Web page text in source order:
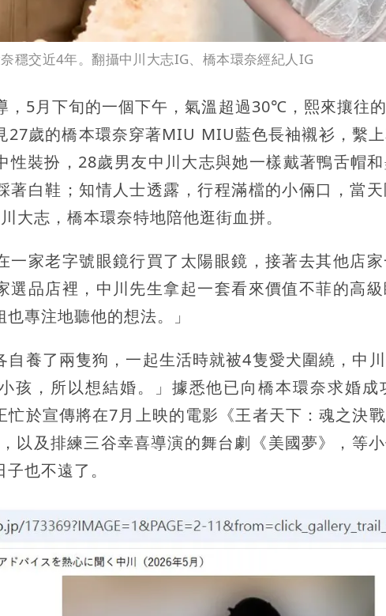
穩交近4年。翻攝中川大志IG、橋本環奈經紀人IG
，5月下旬的一個下午，氣溫超過30℃，熙來攘往
27歲的橋本環奈穿著MIU MIU藍色長袖襯衫，繫
性裝扮，28歲男友中川大志與她一樣戴著鴨舌帽
著白鞋；知情人士透露，行程滿檔的小倆口，當
大志，橋本環奈特地陪他逛街血拼。
一家老字號眼鏡行買了太陽眼鏡，接著去其他店
選品店裡，中川先生拿起一套看來價值不菲的高
專注地聽他的想法。」
自養了兩隻狗，一起生活時就被4隻愛犬圍繞，中
孩，所以想結婚。」據悉他已向橋本環奈求婚
忙於宣傳將在7月上映的電影《王者天下：魂之決
以及排練三谷幸喜導演的舞台劇《美國夢》，等
也不遠了。